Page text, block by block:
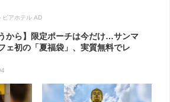
ピアホテル AD
うから】限定ポーチは今だけ…サンマ
ェ初の「夏福袋」、実質無料でレ